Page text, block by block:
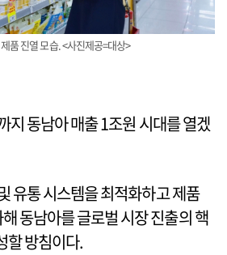
품 진열 모습. <사진제공=대상>
지 동남아 매출 1조원 시대를 열겠
유통 시스템을 최적화하고 제품
동남아를 글로벌 시장 진출의 핵
할 방침이다.